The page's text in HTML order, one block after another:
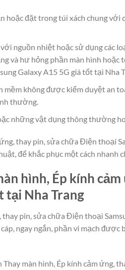
đặt trong túi xách chung với
nguồn nhiệt hoặc sử dụng các
và hư hỏng phần màn hình
Galaxy A15 5G giá tốt tại Nha
mềm không được kiểm duyệt an
thường.
những vật dụng thông thường
thay pin, sửa chữa Điện thoại
để khắc phục một cách nhanh
hình, Ép kính
tại Nha Trang
pin, sửa chữa Điện thoại
ngay ngắn, phần vi mạch được
màn hình, Ép kính cảm ứng,